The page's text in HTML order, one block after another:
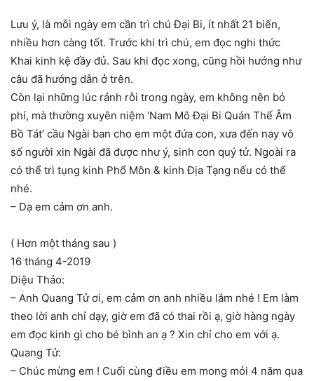
Lưu ý, là mỗi ngày em cần trì chú Đại Bi, ít nhất 21 biến,
nhiều hơn càng tốt. Trước khi trì chú, em đọc nghi thức
Khai kinh kệ đầy đủ. Sau khi đọc xong, cũng hồi hướng như
câu đã hướng dẫn ở trên.
Còn lại những lúc rảnh rỗi trong ngày, em không nên bỏ
phí, mà thường xuyên niệm ‘Nam Mô Đại Bi Quán Thế Âm
Bồ Tát’ cầu Ngài ban cho em một đứa con, xưa đến nay vô
số người xin Ngài đã được như ý, sinh con quý tử. Ngoài ra
có thể trì tụng kinh Phổ Môn & kinh Địa Tạng nếu có thể
nhé.
– Dạ em cảm ơn anh.
( Hơn một tháng sau )
16 tháng 4-2019
Diệu Thảo:
– Anh Quang Tử ơi, em cảm ơn anh nhiều lắm nhé ! Em làm
theo lời anh chỉ dạy, giờ em đã có thai rồi ạ, giờ hàng ngày
em đọc kinh gì cho bé bình an ạ ? Xin chỉ cho em với ạ.
Quang Tử:
– Chúc mừng em ! Cuối cùng điều em mong mỏi 4 năm qua